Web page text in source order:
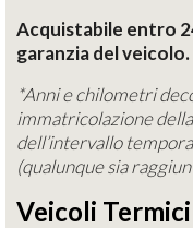
Acquistabile entro
garanzia del veicolo.
*Anni e chilometri
immatricolazione
dell’intervallo
(qualunque sia
Veicoli Termici